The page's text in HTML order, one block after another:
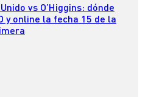
vs O’Higgins: dónde
y online la fecha 15 de la